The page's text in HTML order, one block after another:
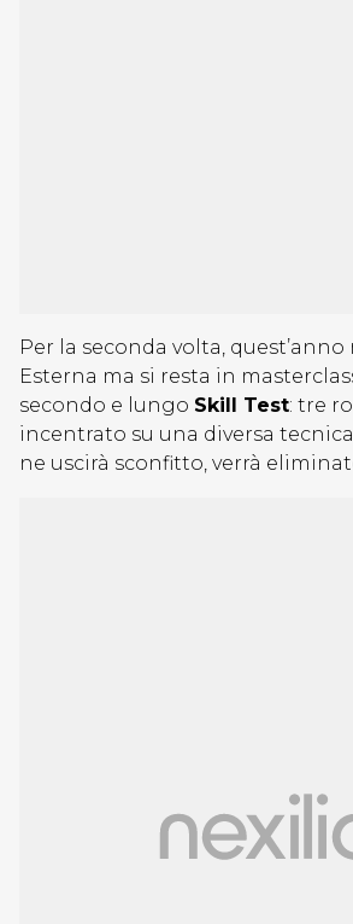
Per la seconda volta,
Esterna ma si resta in
secondo e lungo Skill Test: tre
incentrato su una diversa
ne uscirà sconfitto, verrà